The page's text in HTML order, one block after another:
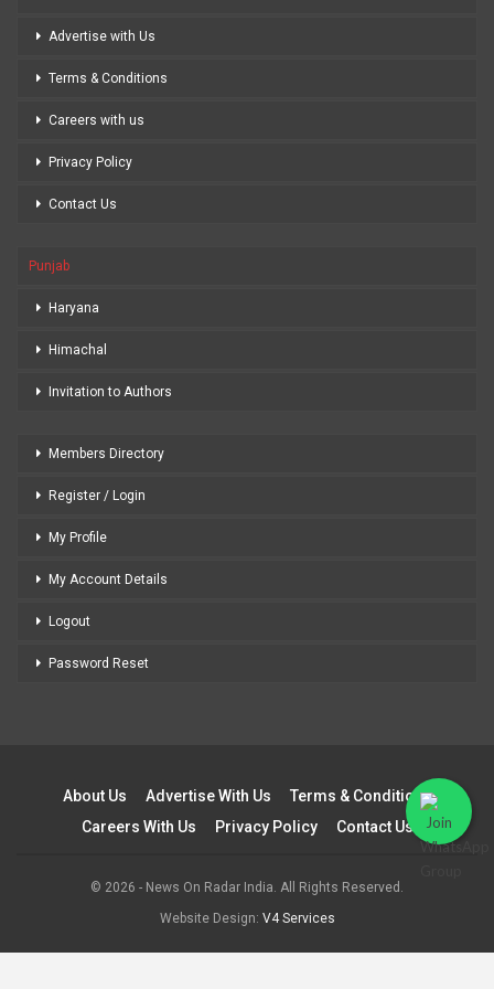
Advertise with Us
Terms & Conditions
Careers with us
Privacy Policy
Contact Us
Punjab
Haryana
Himachal
Invitation to Authors
Members Directory
Register / Login
My Profile
My Account Details
Logout
Password Reset
About Us Advertise With Us
Terms & Conditions
Careers With Us
Privacy Policy Contact Us
© 2026 - News On Radar India. All Rights Reserved.
Website Design: V4 Services